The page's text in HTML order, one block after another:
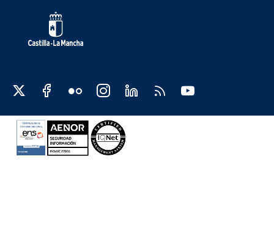
Redes sociales JCCM